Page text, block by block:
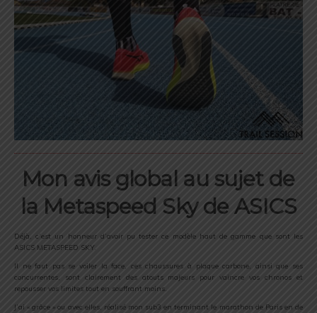
Mon avis global au sujet de
la Metaspeed Sky de ASICS
Déjà, c’est un honneur d’avoir pu tester ce modèle haut de gamme que sont les
ASICS METASPEED SKY.
Il ne faut pas se voiler la face, ces chaussures à plaque carbone, ainsi que ses
concurrentes, sont clairement des atouts majeurs pour vaincre vos chronos et
repousser vos limites tout en souffrant moins.
J’ai « grâce » ou avec elles, réalisé mon sub3 en terminant le marathon de Paris en de